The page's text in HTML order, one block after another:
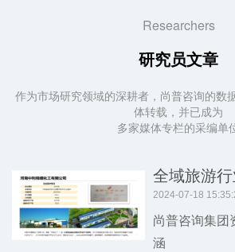
Researchers
研究员文章
作为市场研究领域的深耕者，尚普咨询的数
体转载，并已成为
多家媒体专栏的采编单
2024-07-18
尚普咨询集团
涵